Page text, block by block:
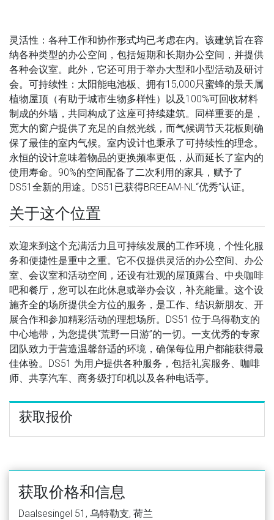
灵活性：各种工作和协作形式均已考虑在内。该建筑旨在容
纳各种类型的办公空间，包括短期和长期办公空间，并提供
各种会议室。此外，它还可用于举办大型和小型活动及研讨
会。可持续性：太阳能电池板、拥有15,000只蜜蜂的景天属
植物屋顶（有助于城市生物多样性）以及100%可回收材料
制成的外墙，共同构成了这座可持续建筑。同样重要的是，
宽大的窗户提供了充足的自然光线，而气候调节天花板则确
保了最佳的室内气候。室内设计也秉承了可持续性的理念。
永恒的设计意味着物品的更换频率更低，从而延长了室内的
使用寿命。90%的空间配备了二次利用的家具，赋予了
DS51全新的用途。DS51已获得BREEAM-NL“优秀”认证。
关于这个位置
欢迎来到这个充满活力且可持续发展的工作环境，个性化服
务和便捷性是重中之重。它不仅提供灵活的办公空间、办公
室、会议室和活动空间，还设有壮观的屋顶露台、中央咖啡
吧和餐厅，您可以在此休息或举办会议，补充能量。这个设
施齐全的场所提供全方位的服务，是工作、结识新朋友、开
展合作和参加精彩活动的理想场所。DS51 位于乌得勒支的
中心地带，为您提供“荒野一日游”的一切。一支优秀的专家
团队致力于营造温馨舒适的环境，确保每位用户都能获得最
佳体验。DS51 为用户提供各种服务，包括礼宾服务、咖啡
师、共享汽车、商务级打印机以及各种电话亭。
获取报价
获取价格和信息
Daalsesingel 51, 乌特勒支, 荷兰